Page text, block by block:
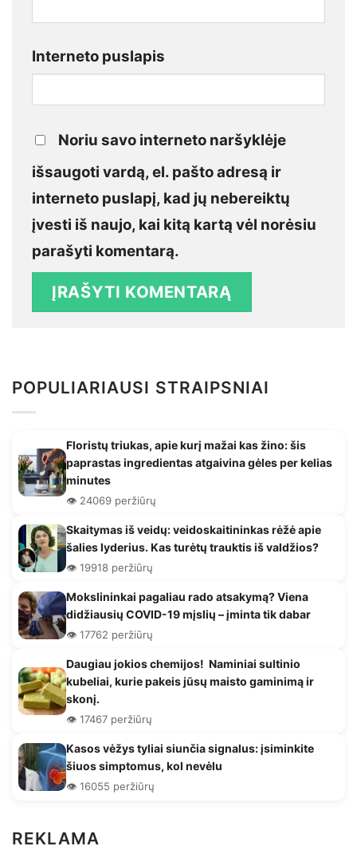
Interneto puslapis
Noriu savo interneto naršyklėje
išsaugoti vardą, el. pašto adresą ir
interneto puslapį, kad jų nebereiktų
įvesti iš naujo, kai kitą kartą vėl norėsiu
parašyti komentarą.
POPULIARIAUSI STRAIPSNIAI
Floristų triukas, apie kurį mažai kas žino: šis
paprastas ingredientas atgaivina gėles per kelias
minutes
👁️ 24069 peržiūrų
Skaitymas iš veidų: veidoskaitininkas rėžė apie
šalies lyderius. Kas turėtų trauktis iš valdžios?
👁️ 19918 peržiūrų
Mokslininkai pagaliau rado atsakymą? Viena
didžiausių COVID-19 mįslių – įminta tik dabar
👁️ 17762 peržiūrų
Daugiau jokios chemijos! Naminiai sultinio
kubeliai, kurie pakeis jūsų maisto gaminimą ir
skonį.
👁️ 17467 peržiūrų
Kasos vėžys tyliai siunčia signalus: įsiminkite
šiuos simptomus, kol nevėlu
👁️ 16055 peržiūrų
REKLAMA